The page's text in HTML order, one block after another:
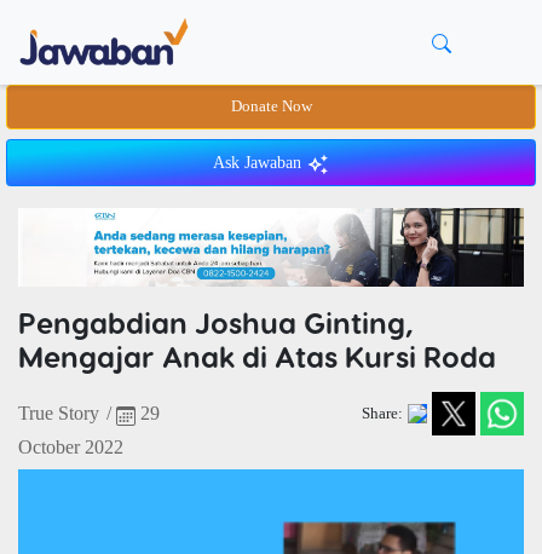
Donate Now
Ask Jawaban
Pengabdian Joshua Ginting,
Mengajar Anak di Atas Kursi Roda
True Story /
29
October 2022
Share: